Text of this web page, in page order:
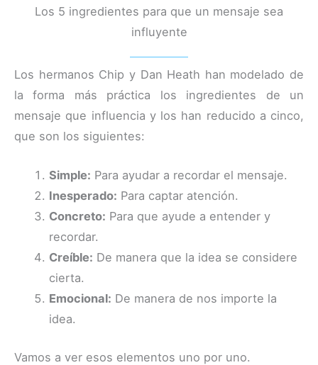
Los 5 ingredientes para que un mensaje sea
influyente
Los hermanos Chip y Dan Heath han modelado de
la forma más práctica los ingredientes de un
mensaje que influencia y los han reducido a cinco,
que son los siguientes:
Simple: Para ayudar a recordar el mensaje.
Inesperado: Para captar atención.
Concreto: Para que ayude a entender y
recordar.
Creíble: De manera que la idea se considere
cierta.
Emocional: De manera de nos importe la
idea.
Vamos a ver esos elementos uno por uno.